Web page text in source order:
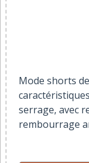
Mode shorts
serrage, avec
rembourrage